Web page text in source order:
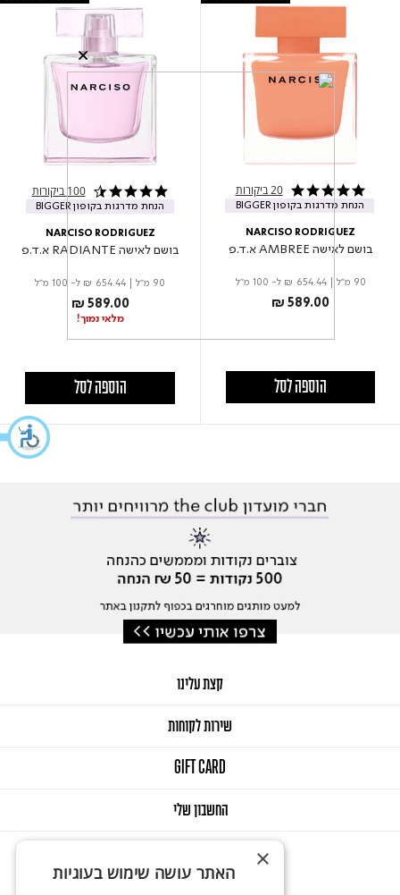
5.0 star rating 20 ביקורות
הנחת מדרגות בקופון BIGGER
NARCISO RODRIGUEZ
בושם לאישה AMBREE א.ד.פ
90 מ"ל |
₪ 654.44 ל- 100 מ"ל
₪ 589.00
הוספה לסל
4.7 star rating 100 ביקורות
הנחת מדרגות בקופון BIGGER
NARCISO RODRIGUEZ
בושם לאישה RADIANTE א.ד.פ
90 מ"ל ₪ 654.44 ל- 100 מ"ל
₪ 589.00
מלאי נמוך!
הוספה לסל
קצת עלינו
שירות לקוחות
GIFT CARD
החשבון שלי
× האתר עושה שימוש בעוגיות